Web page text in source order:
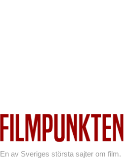
En av Sveriges största sajter om film.